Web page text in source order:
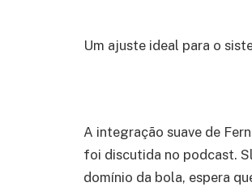
Um ajuste ideal para o
A integração suave de
foi discutida no podcast.
domínio da bola, espera